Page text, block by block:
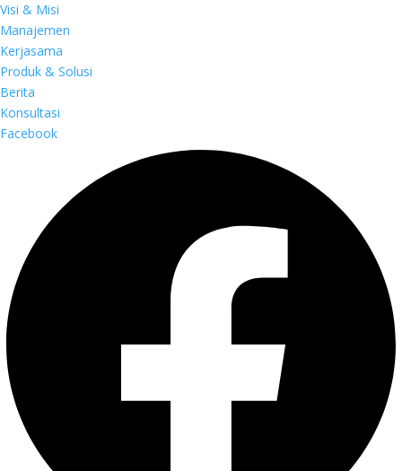
Visi & Misi
Manajemen
Kerjasama
Produk & Solusi
Berita
Konsultasi
Facebook